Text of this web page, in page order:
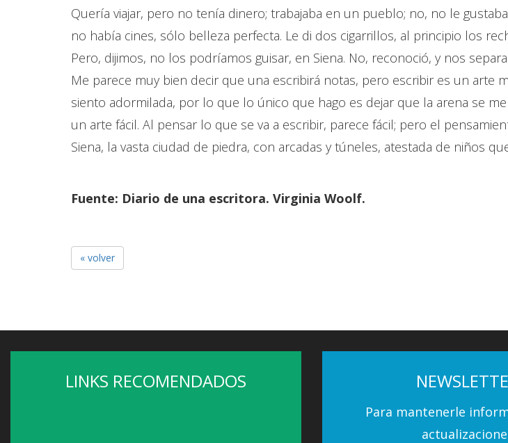
Quería viajar, pero no tenía dinero; trabajaba en un pueblo; no, no le
no había cines, sólo belleza perfecta. Le di dos cigarrillos, al principio los
Pero, dijimos, no los podríamos guisar, en Siena. No, reconoció, y nos
Me parece muy bien decir que una escribirá notas, pero escribir es un arte
siento adormilada, por lo que lo único que hago es dejar que la arena se
un arte fácil. Al pensar lo que se va a escribir, parece fácil; pero el
Siena, la vasta ciudad de piedra, con arcadas y túneles, atestada de niños
Fuente: Diario de una escritora. Virginia Woolf.
« volver
LINKS RECOMENDADOS
Para mantenerle